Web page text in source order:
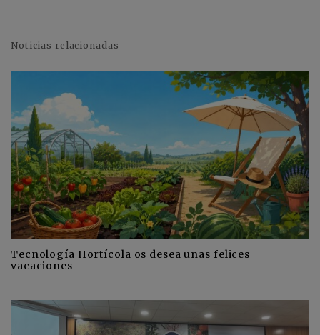
Noticias relacionadas
Tecnología Hortícola os desea unas felices
vacaciones